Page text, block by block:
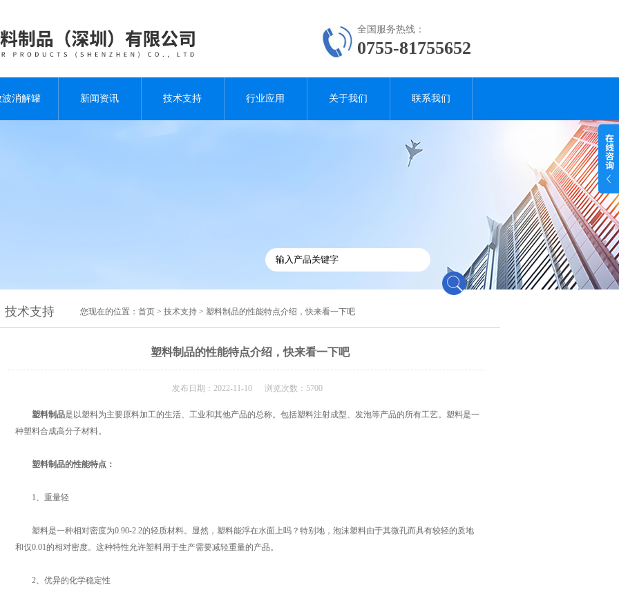
全国服务热线：
0755-81755652
波消解罐 新闻资讯 技术支持 行业应用 关于我们 联系我们
技术支持 您现在的位置： 首页 > 技术支持 > 塑料制品的性能特点介绍，快来看一下吧
塑料制品的性能特点介绍，快来看一下吧
发布日期：2022-11-10 浏览次数：5700
塑料制品是以塑料为主要原料加工的生活、工业和其他产品的总称。包括塑料注射成型、发泡等产品的所有工艺。塑料是一
种塑料合成高分子材料。
塑料制品的性能特点：
1、重量轻
塑料是一种相对密度为0.90-2.2的轻质材料。显然，塑料能浮在水面上吗？特别地，泡沫塑料由于其微孔而具有较轻的质地
和仅0.01的相对密度。这种特性允许塑料用于生产需要减轻重量的产品。
2、优异的化学稳定性